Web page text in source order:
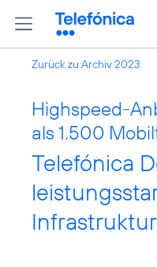
Zurück zu Archiv 2023
Highspeed-
als 1.500
Telefónica